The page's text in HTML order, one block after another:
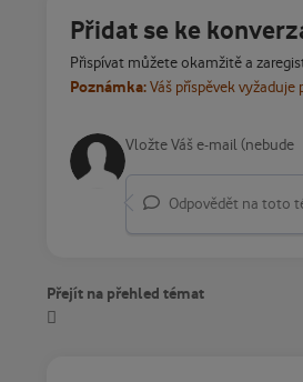
Přidat se ke
Přispívat můžete okamžitě a
Poznámka:Váš příspěvek
Odpovědět na toto
Přejít na přehled témat